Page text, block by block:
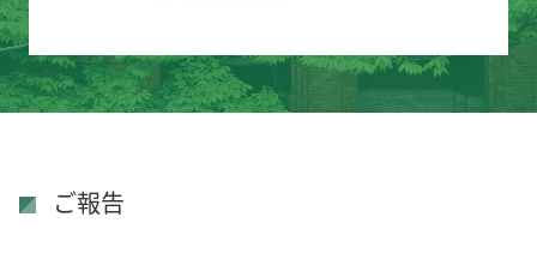
ご報告